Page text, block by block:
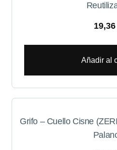
19,36
Añadir al
Grifo – Cuello Cisne